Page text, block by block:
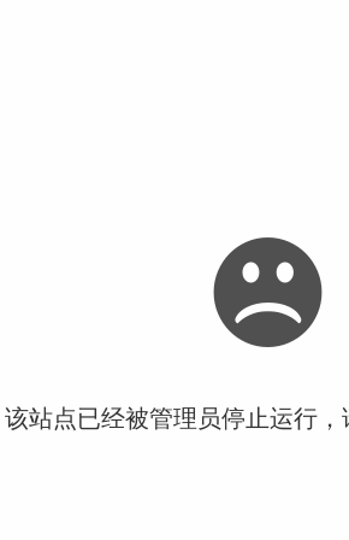
站点已经被管理员停止运行